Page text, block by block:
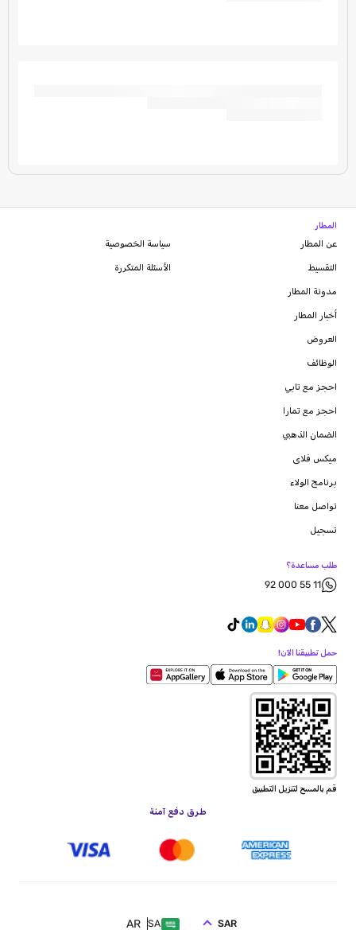
المطار
عن المطار
التقسيط
مدونة المطار
أخبار المطار
العروض
الوظائف
احجز مع تابي
احجز مع تمارا
الضمان الذهبي
ميكس فلاى
برنامج الولاء
سياسة الخصوصية
الأسئلة المتكررة
تواصل معنا
تسجيل
طلب مساعدة؟
92 000 55 11
حمل تطبيقنا الآن!
قم بالمسح لتنزيل التطبيق
طرق دفع آمنة
SA
AR SAR